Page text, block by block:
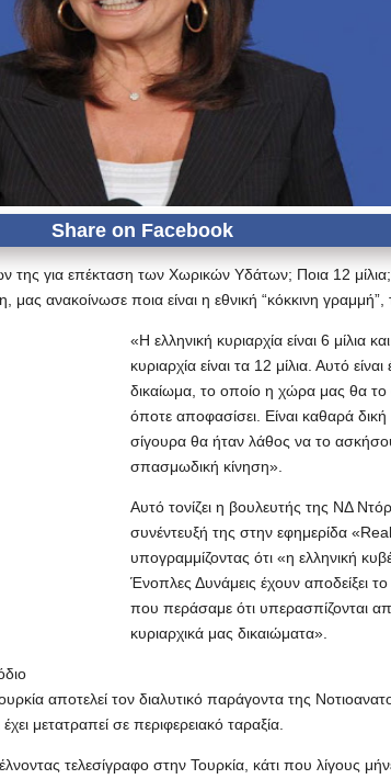
της για επέκταση των Χωρικών Υδάτων; Ποια 12
ανακοίνωσε ποια είναι η εθνική “κόκκινη γραμμή”,
«Η ελληνική κυριαρχία είναι 6 μίλια
κυριαρχία είναι τα 12 μίλια. Αυτό
δικαίωμα, το οποίο η χώρα μας θα το
όποτε αποφασίσει. Είναι καθαρά
σίγουρα θα ήταν λάθος να το
σπασμωδική κίνηση».
Αυτό τονίζει η βουλευτής της ΝΔ
συνέντευξή της στην εφημερίδα
υπογραμμίζοντας ότι «η ελληνική
Ένοπλες Δυνάμεις έχουν αποδείξει
που περάσαμε ότι υπερασπίζονται
κυριαρχικά μας δικαιώματα».
αποτελεί τον διαλυτικό παράγοντα της
μετατραπεί σε περιφερειακό ταραξία.
τελεσίγραφο στην Τουρκία, κάτι που λίγους